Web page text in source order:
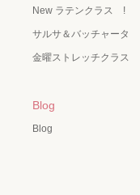
New ラテンクラス !
サルサ＆バッチャータ
金曜ストレッチクラス
Blog
Blog